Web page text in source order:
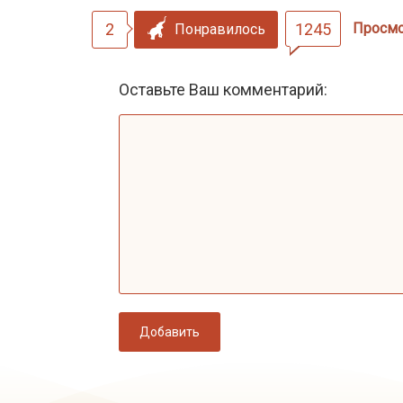
2 Понравилось 1245
Оставьте Ваш комментарий:
Добавить